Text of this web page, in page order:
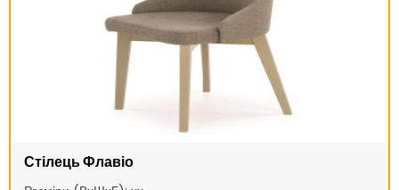
Стілець Флавіо